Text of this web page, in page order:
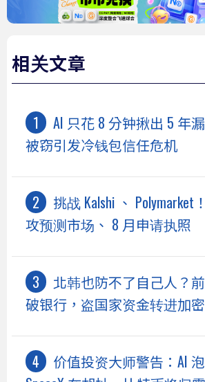
相关文章
AI 只花 8 分钟揪出 5 年
被窃引发冷钱包信任危机
挑战 Kalshi 、 Polymarket
攻预测市场、 8 月申请执照
北韩也防不了自己人？
破银行，盗国家资金转进加
价值投资大师警告：AI